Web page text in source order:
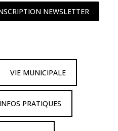
NEWSLETTER
VIE MUNICIPALE
PRATIQUES